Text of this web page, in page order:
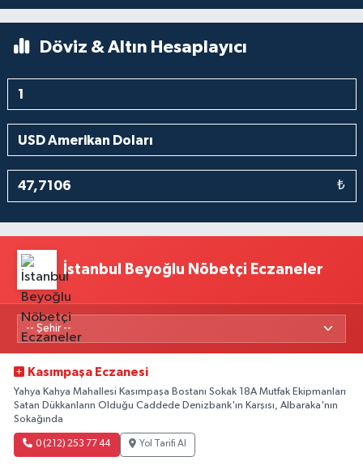
Döviz & Altın Hesaplayıcı
₺
İstanbul Beyoğlu Nöbetçi Eczaneler
Kasımpaşa Eczanesi
Yahya Kahya Mahallesi Kasımpaşa Bostanı Sokak 18A Mutfak Ekipmanları
Satan Dükkanların Olduğu Caddede Denizbank'ın Karşısı, Albaraka'nın
Sokağında
0 (212) 253 77 44 Yol Tarifi Al